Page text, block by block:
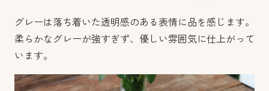
グレーは落ち着いた透明感のある表情に品を感じます。
柔らかなグレーが強すぎず、優しい雰囲気に仕上がって
います。